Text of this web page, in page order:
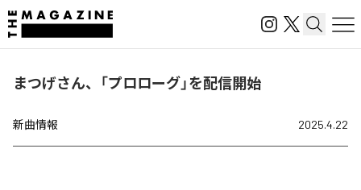
まつげさん、「プロローグ」を配信開始
新曲情報 2025.4.22